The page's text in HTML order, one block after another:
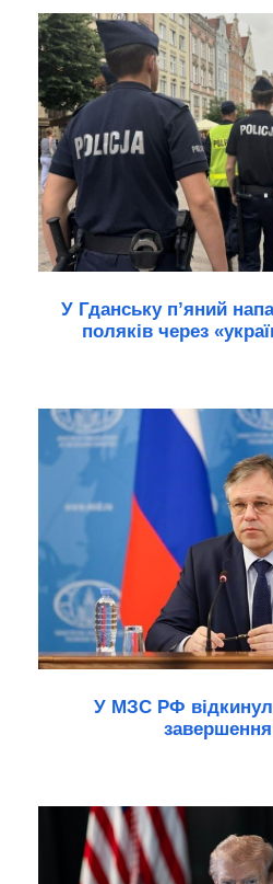
У Гданську п’яний
поляків через
У МЗС РФ
завершення